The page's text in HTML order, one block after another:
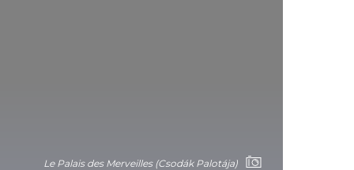
Le Palais des Merveilles (Csodák Palotája)